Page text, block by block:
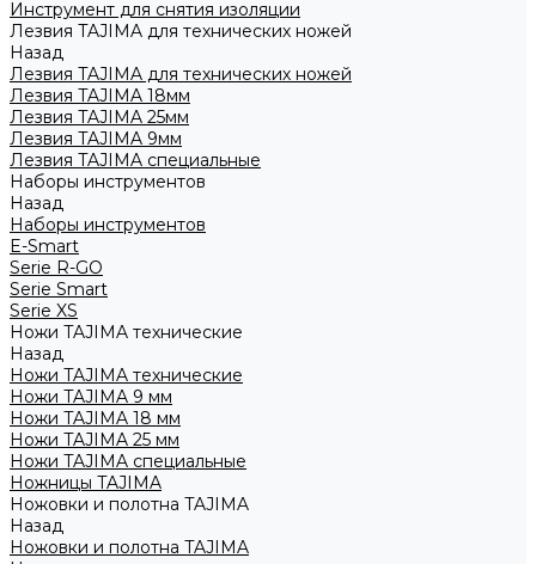
Инструмент для снятия изоляции
Лезвия TAJIMA для технических ножей
Назад
Лезвия TAJIMA для технических ножей
Лезвия TAJIMA 18мм
Лезвия TAJIMA 25мм
Лезвия TAJIMA 9мм
Лезвия TAJIMA специальные
Наборы инструментов
Назад
Наборы инструментов
E-Smart
Serie R-GO
Serie Smart
Serie XS
Ножи TAJIMA технические
Назад
Ножи TAJIMA технические
Ножи TAJIMA 9 мм
Ножи TAJIMA 18 мм
Ножи TAJIMA 25 мм
Ножи TAJIMA специальные
Ножницы TAJIMA
Ножовки и полотна TAJIMA
Назад
Ножовки и полотна TAJIMA